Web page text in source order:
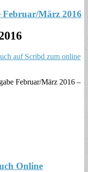
Februar/März 2016
Februar/März 2016 –
Online